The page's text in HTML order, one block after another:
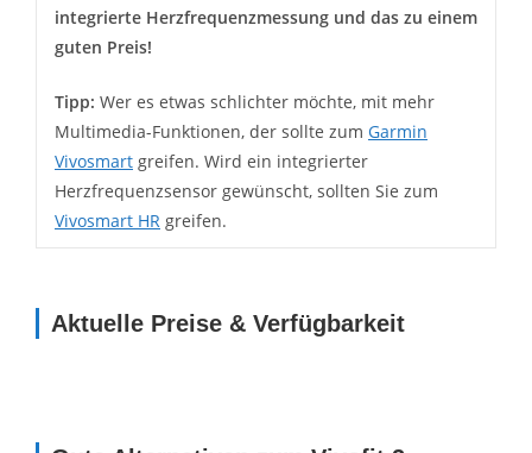
integrierte Herzfrequenzmessung und das zu einem
guten Preis!
Tipp: Wer es etwas schlichter möchte, mit mehr
Multimedia-Funktionen, der sollte zum Garmin
Vivosmart greifen. Wird ein integrierter
Herzfrequenzsensor gewünscht, sollten Sie zum
Vivosmart HR greifen.
Aktuelle Preise & Verfügbarkeit